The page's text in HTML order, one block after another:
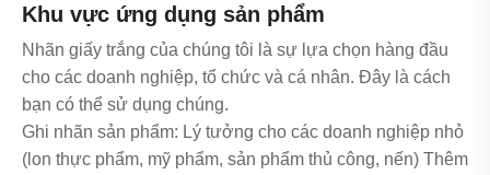
Khu vực ứng dụng sản phẩm
Nhãn giấy trắng của chúng tôi là sự lựa chọn hàng đầu
cho các doanh nghiệp, tổ chức và cá nhân. Đây là cách
bạn có thể sử dụng chúng.
Ghi nhãn sản phẩm: Lý tưởng cho các doanh nghiệp nhỏ
(lon thực phẩm, mỹ phẩm, sản phẩm thủ công, nến) Thêm